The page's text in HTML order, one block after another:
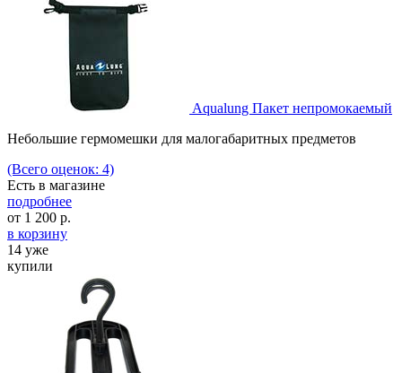
Aqualung Пакет непромокаемый
Небольшие гермомешки для малогабаритных предметов
(Всего оценок: 4)
Есть в магазине
подробнее
от 1 200 р.
в корзину
14 уже
купили